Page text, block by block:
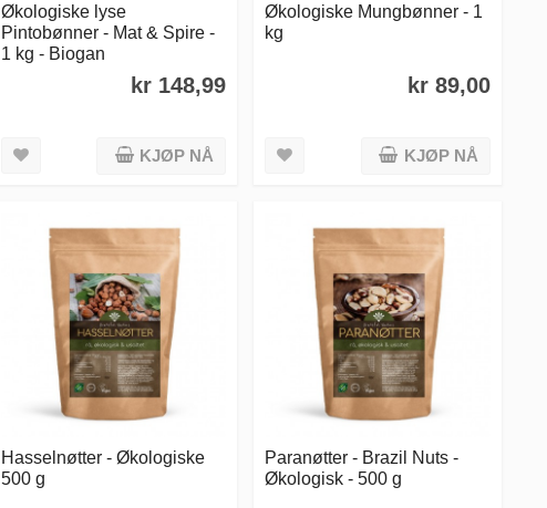
Økologiske lyse
Pintobønner - Mat & Spire -
1 kg - Biogan
kr 148,99
KJØP NÅ
Økologiske Mungbønner - 1
kg
kr 89,00
KJØP NÅ
Hasselnøtter - Økologiske
500 g
Paranøtter - Brazil Nuts -
Økologisk - 500 g